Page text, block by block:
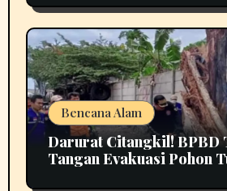
Bencana Alam
Darurat Citangkil! BPBD
Tangan Evakuasi Pohon